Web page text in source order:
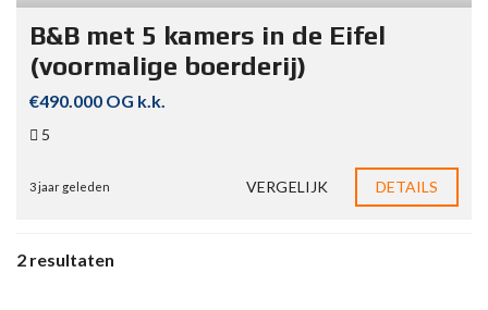
B&B met 5 kamers in de Eifel
(voormalige boerderij)
€490.000 OG k.k.
5
3 jaar geleden VERGELIJK DETAILS
2 resultaten